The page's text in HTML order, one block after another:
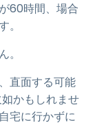
60時間、場合
直面する可能
かもしれませ
宅に行かずに